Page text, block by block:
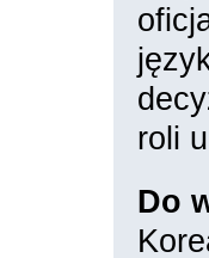
roli
Do